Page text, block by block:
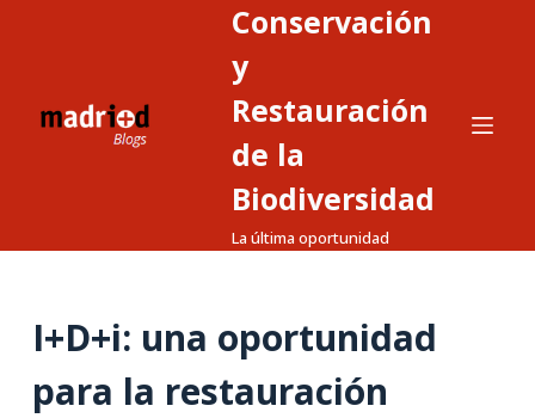
l
Conservación
y
Restauración
de la
Biodiversidad
La última oportunidad
I+D+i: una oportunidad
para la restauración